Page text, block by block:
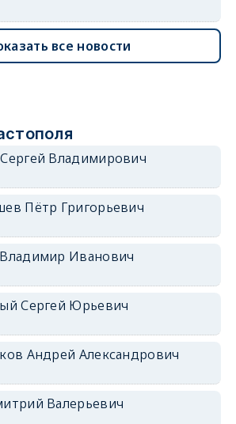
все новости
Владимирович
Пётр Григорьевич
Иванович
Сергей Юрьевич
Андрей Александрович
Валерьевич